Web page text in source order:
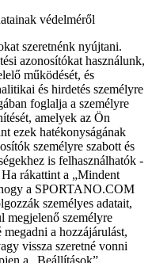
védelméről
szeretnénk nyújtani.
azonosítókat használunk,
működését, és
és hirdetés személyre
foglalja a személyre
amelyek az Ön
ezek hatékonyságának
személyre szabott és
is felhasználhatók -
rákattint a „Mindent
a SPORTANO.COM
személyes adatait,
megjelenő személyre
megadni a hozzájárulást,
vissza szeretné vonni
a „Beállítások”